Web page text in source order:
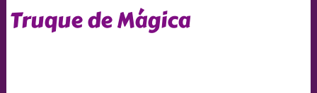
Truque de Mágica